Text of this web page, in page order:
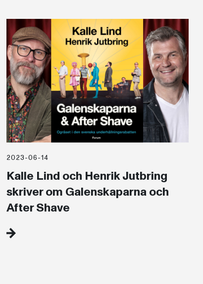
2023-06-14
Kalle Lind och Henrik Jutbring
skriver om Galenskaparna och
After Shave